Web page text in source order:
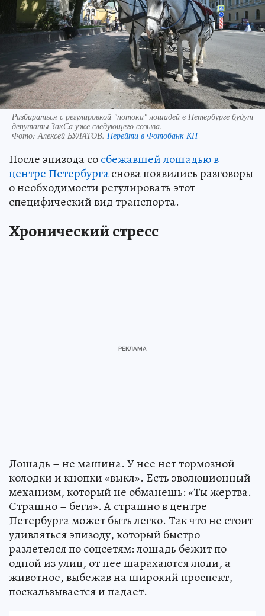
Разбираться с регулировкой "потока" лошадей в Петербурге будут
депутаты ЗакСа уже следующего созыва.
Фото:Алексей БУЛАТОВ. Перейти в Фотобанк КП
После эпизода сосбежавшей лошадью в
центре Петербургаснова появились разговоры
о необходимости регулировать этот
специфический вид транспорта.
Хронический стресс
Лошадь – не машина. У нее нет тормозной
колодки и кнопки «выкл». Есть эволюционный
механизм, который не обманешь: «Ты жертва.
Страшно – беги». А страшно в центре
Петербурга может быть легко. Так что не стоит
удивляться эпизоду, который быстро
разлетелся по соцсетям: лошадь бежит по
одной из улиц, от нее шарахаются люди, а
животное, выбежав на широкий проспект,
поскальзывается и падает.